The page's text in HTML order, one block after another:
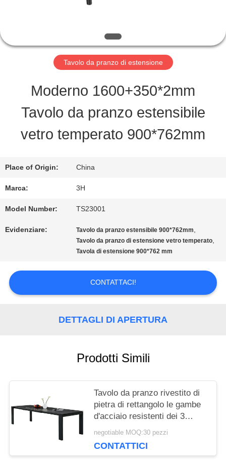
CONTROLLO
QUALITÀ
CONTATTO
STATI
UNITI
RICHIEDA
UNA
CITAZIONE
MAPPA
POLICY
Tavolo da pranzo di estensione
Moderno 1600+350*2mm
Tavolo da pranzo estensibile
vetro temperato 900*762mm
Place of Origin: China
Marca: 3H
Model Number: TS23001
Evidenziare: Tavolo da pranzo estensibile 900*762mm,
Tavolo da pranzo di estensione vetro temperato,
Tavola di estensione 900*762 mm
CONTATTACI!
DETTAGLI DI APERTURA
Prodotti Simili
Tavolo da pranzo rivestito di
pietra di rettangolo le gambe
d'acciaio resistenti dei 3
tester
negotiable MOQ:30 pezzi
CONTATTICI